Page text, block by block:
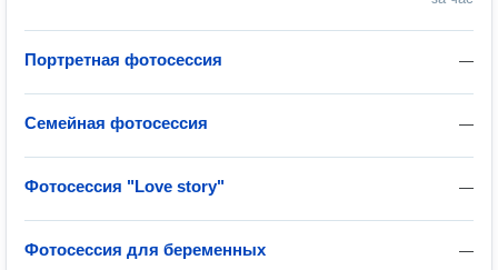
—
Портретная фотосессия
—
Семейная фотосессия
—
Фотосессия "Love story"
—
Фотосессия для беременных